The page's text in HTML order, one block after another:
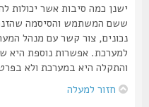
ישנן כמה סיבות אשר יכולות
ששם המשתמש והסיסמה שהזנת הם
נכונים, צור קשר עם מנהל המערכת
למערכת. אפשרות נוספת היא
והתקלה היא במערכת ולא
חזור למעלה